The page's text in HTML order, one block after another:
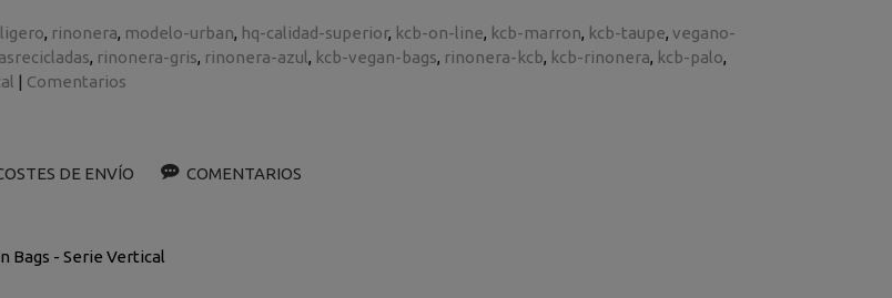
ligero rinonera modelo-urban hq-calidad-superior kcb-on-line kcb-marron kcb-taupe vegano-
rinonera-gris rinonera-azul kcb-vegan-bags rinonera-kcb kcb-rinonera kcb-palo
| Comentarios
DE ENVÍO COMENTARIOS
Bags - Serie Vertical